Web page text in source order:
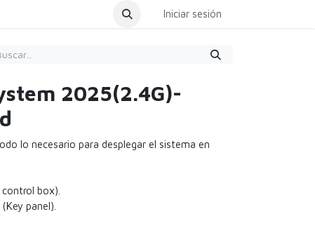
Iniciar sesión
2025(2.4G)-
lo necesario para desplegar el sistema en
box).
panel).